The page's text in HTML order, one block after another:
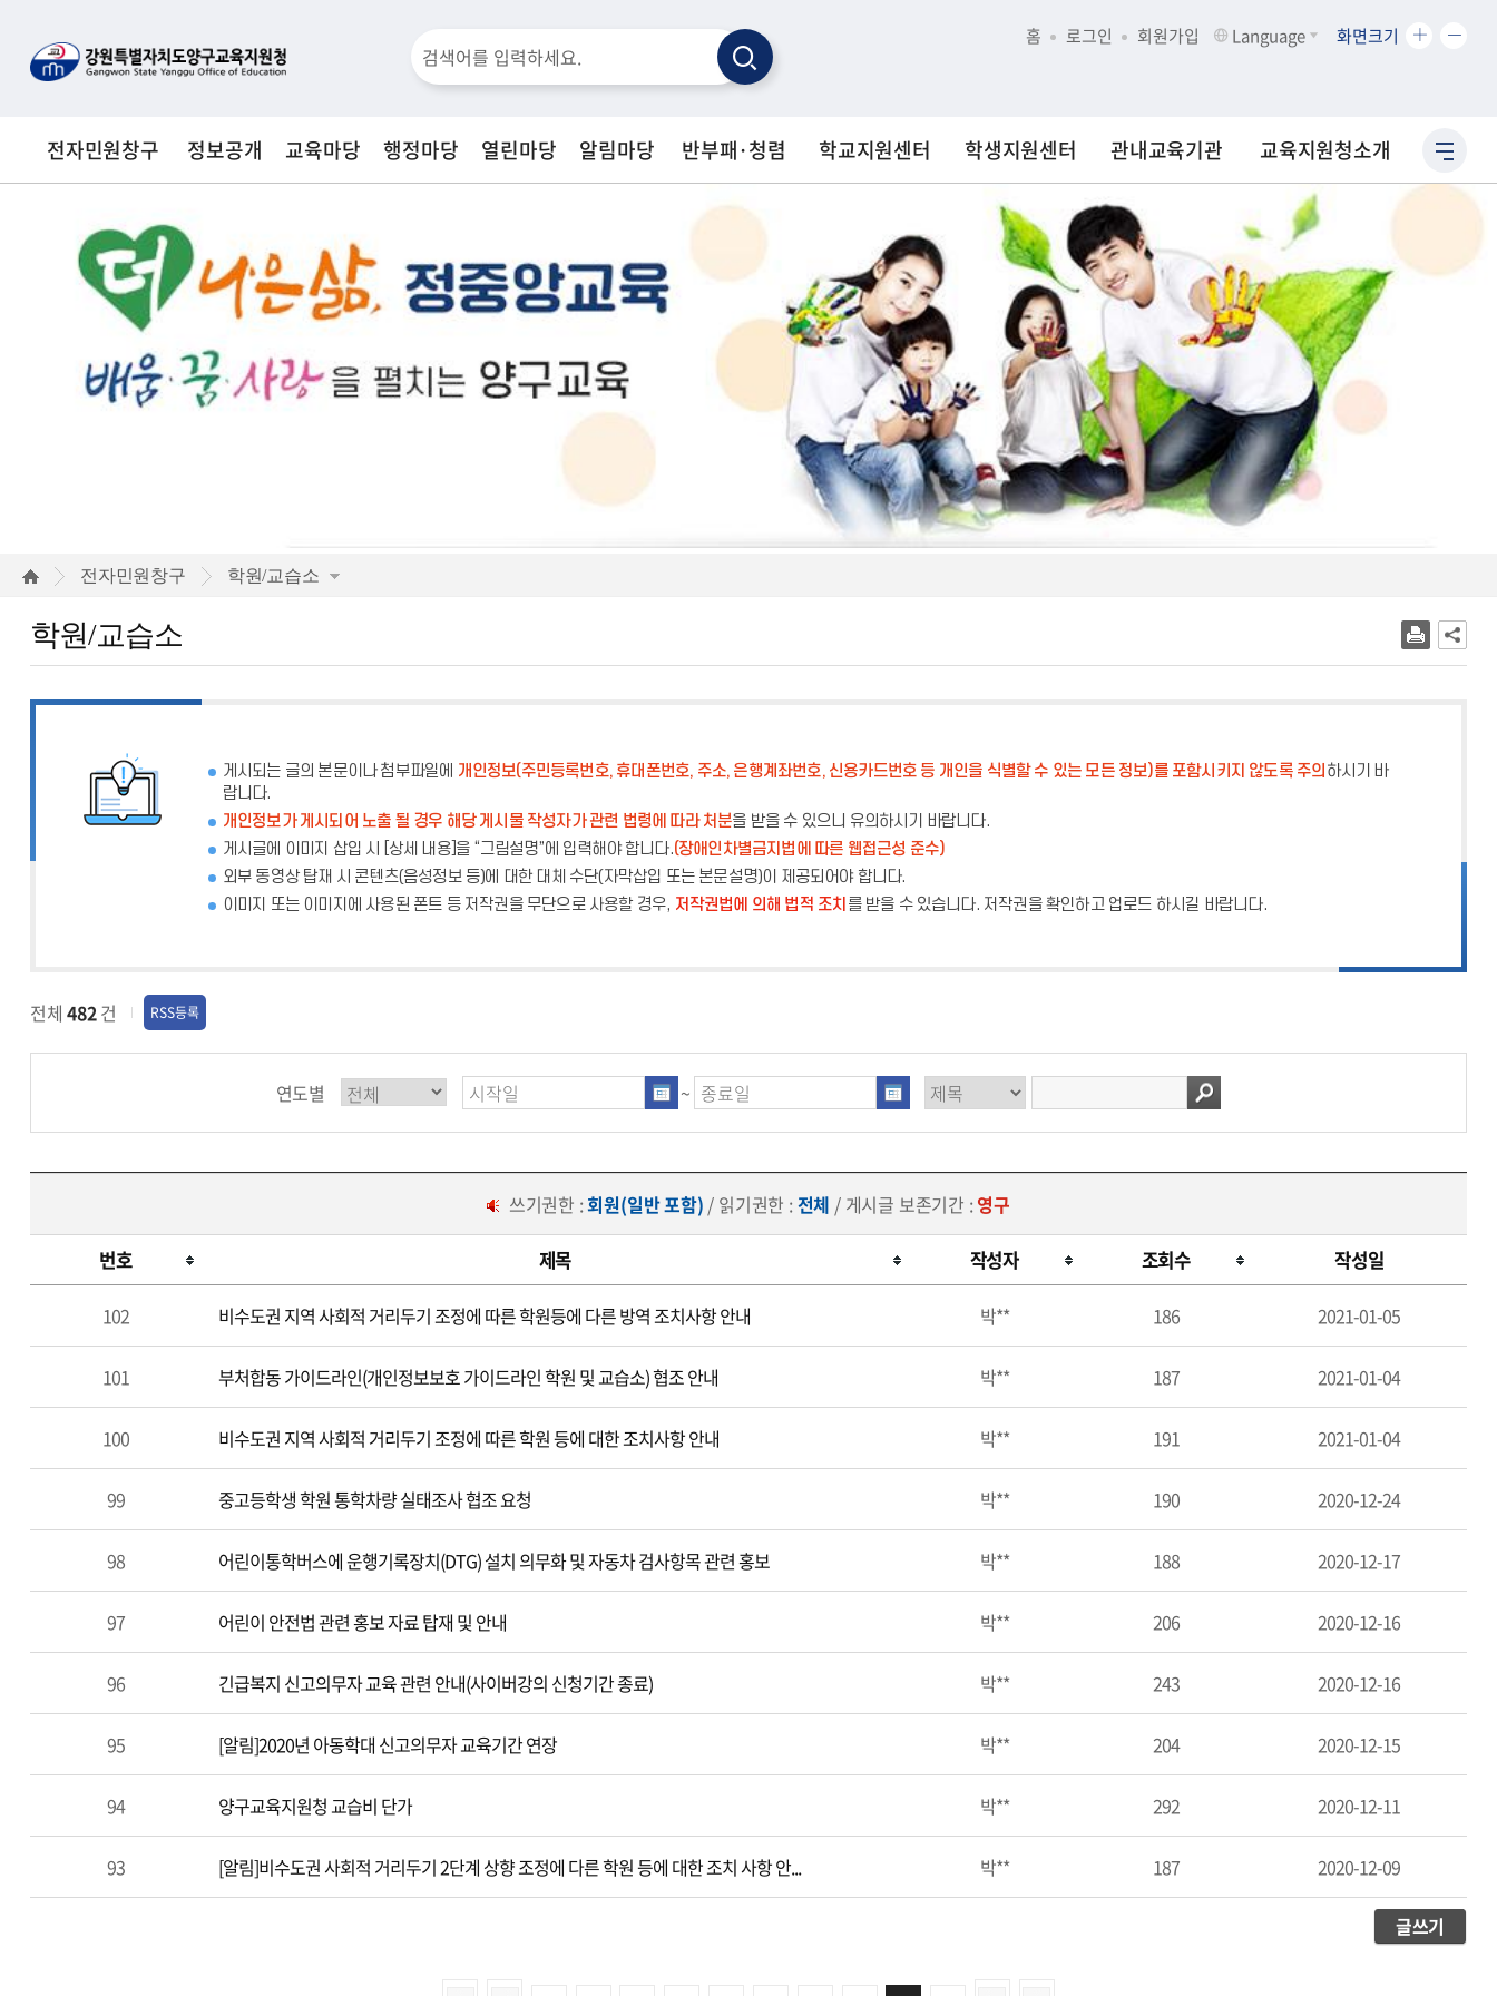
검
창
합
검
색
검
홈 로그인 회원가입 Language 화면크기
화
확
화
전자민원창구 정보공개 교육마당 행정마당 열린마당 알림마당 반부패·청렴 학교지원센터 학생지원센터 관내교육기관 교육지원청소개
사
이
로
학
전자민원창구 학원/교습소
학원/교습소
게시되는 글의 본문이나 첨부파일에 개인정보(주민등록번호, 휴대폰번호, 주소, 은행계좌번호, 신용카드번호 등 개인을 식별할 수 있는 모든 정보)를 포함시키지 않도록 주의 하시기 바
랍니다.
개인정보가 게시되어 노출 될 경우 해당 게시물 작성자가 관련 법령에 따라 처분을 받을 수 있으니 유의하시기 바랍니다.
게시글에 이미지 삽입 시 [상세 내용]을 “그림설명”에 입력해야 합니다.(장애인차별금지법에 따른 웹접근성 준수)
외부 동영상 탑재 시 콘텐츠(음성정보 등)에 대한 대체 수단(자막삽입 또는 본문설명)이 제공되어야 합니다.
이미지 또는 이미지에 사용된 폰트 등 저작권을 무단으로 사용할 경우, 저작권법에 의해 법적 조치 를 받을 수 있습니다. 저작권을 확인하고 업로드 하시길 바랍니다.
전체 482건 RSS등록
연도별 ~
쓰기권한 :회원(일반 포함) / 읽기권한 :전체 / 게시글 보존기간 :영구
교
소
번호 제목 작성자 조회수 작성일
102 비수도권 지역 사회적 거리두기 조정에 따른 학원등에 다른 방역 조치사항 안내 박** 186 2021-01-05
101 부처합동 가이드라인(개인정보보호 가이드라인 학원 및 교습소) 협조 안내 박** 187 2021-01-04
100 비수도권 지역 사회적 거리두기 조정에 따른 학원 등에 대한 조치사항 안내 박** 191 2021-01-04
99 중고등학생 학원 통학차량 실태조사 협조 요청 박** 190 2020-12-24
98 어린이통학버스에 운행기록장치(DTG) 설치 의무화 및 자동차 검사항목 관련 홍보 박** 188 2020-12-17
97 어린이 안전법 관련 홍보 자료 탑재 및 안내 박** 206 2020-12-16
96 긴급복지 신고의무자 교육 관련 안내(사이버강의 신청기간 종료) 박** 243 2020-12-16
95 [알림]2020년 아동학대 신고의무자 교육기간 연장 박** 204 2020-12-15
94 양구교육지원청 교습비 단가 박** 292 2020-12-11
93 [알림]비수도권 사회적 거리두기 2단계 상향 조정에 다른 학원 등에 대한 조치 사항 안... 박** 187 2020-12-09
글쓰기